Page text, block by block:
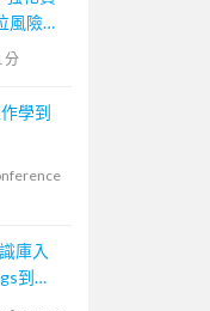
風險防
分
學到
庫入
到